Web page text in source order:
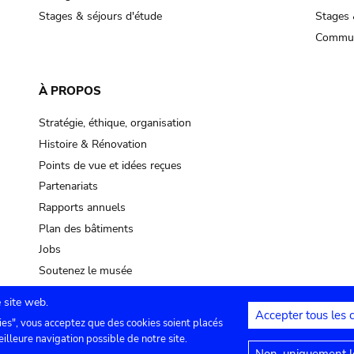
Stages & séjours d'étude
Stages
À PROPOS
Stratégie, éthique, organisation
Histoire & Rénovation
Points de vue et idées reçues
Partenariats
Rapports annuels
Plan des bâtiments
Jobs
Soutenez le musée
Contact Paramètres de confidentialité
site web.
vous acceptez que des cookies soient placés
navigation possible de notre site.
Accepter tous les